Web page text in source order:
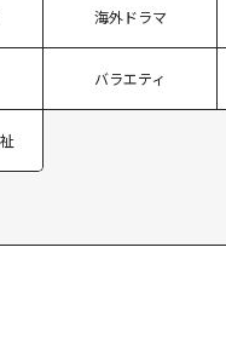
海外ドラマ
バラエティ